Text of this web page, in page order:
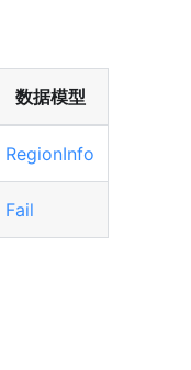
数据模型
RegionInfo
Fail